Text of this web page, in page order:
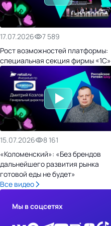
17.07.2026
7 589
Рост возможностей платформы:
специальная секция фирмы «1С»
15.07.2026
8 161
«Коломенский»: «Без брендов
дальнейшего развития рынка
готовой еды не будет»
Все видео
Мы в соцсетях